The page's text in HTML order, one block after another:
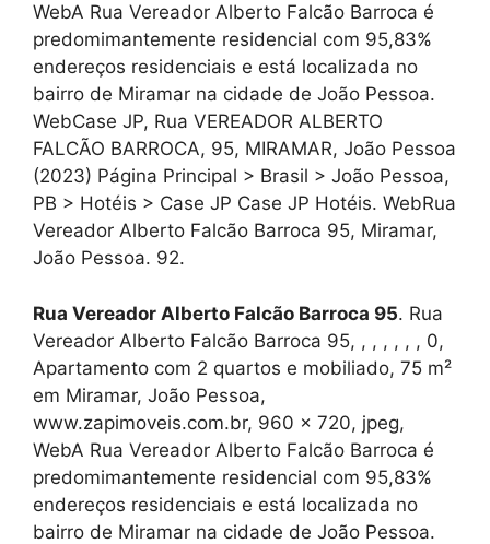
WebA Rua Vereador Alberto Falcão Barroca é
predomimantemente residencial com 95,83%
endereços residenciais e está localizada no
bairro de Miramar na cidade de João Pessoa.
WebCase JP, Rua VEREADOR ALBERTO
FALCÃO BARROCA, 95, MIRAMAR, João Pessoa
(2023) Página Principal > Brasil > João Pessoa,
PB > Hotéis > Case JP Case JP Hotéis. WebRua
Vereador Alberto Falcão Barroca 95, Miramar,
João Pessoa. 92.
Rua Vereador Alberto Falcão Barroca 95. Rua
Vereador Alberto Falcão Barroca 95, , , , , , , 0,
Apartamento com 2 quartos e mobiliado, 75 m²
em Miramar, João Pessoa,
www.zapimoveis.com.br, 960 x 720, jpeg,
WebA Rua Vereador Alberto Falcão Barroca é
predomimantemente residencial com 95,83%
endereços residenciais e está localizada no
bairro de Miramar na cidade de João Pessoa.